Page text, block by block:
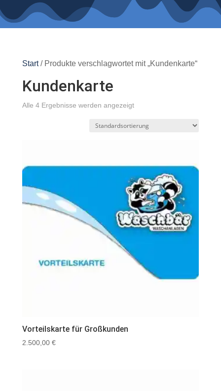
Start/ Produkte verschlagwortet mit „Kundenkarte“
Kundenkarte
Alle 4 Ergebnisse werden angezeigt
Vorteilskarte für Großkunden
2.500,00 €